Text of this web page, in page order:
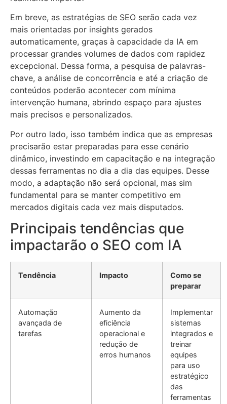
Em breve, as estratégias de SEO serão cada vez
mais orientadas por insights gerados
automaticamente, graças à capacidade da IA em
processar grandes volumes de dados com rapidez
excepcional. Dessa forma, a pesquisa de palavras-
chave, a análise de concorrência e até a criação de
conteúdos poderão acontecer com mínima
intervenção humana, abrindo espaço para ajustes
mais precisos e personalizados.
Por outro lado, isso também indica que as empresas
precisarão estar preparadas para esse cenário
dinâmico, investindo em capacitação e na integração
dessas ferramentas no dia a dia das equipes. Desse
modo, a adaptação não será opcional, mas sim
fundamental para se manter competitivo em
mercados digitais cada vez mais disputados.
Principais tendências que
impactarão o SEO com IA
Tendência Impacto
Como se
preparar
Automação
avançada de
tarefas
Aumento da
eficiência
operacional e
redução de
erros humanos
Implementar
sistemas
integrados e
treinar
equipes
para uso
estratégico
das
ferramentas